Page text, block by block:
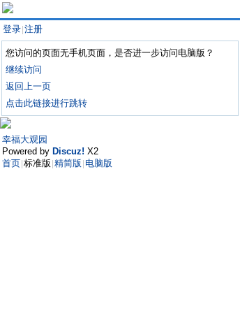
登录 注册
您访问的页面无手机页面，是否进一步访问电脑版？
继续访问
返回上一页
点击此链接进行跳转
幸福大观园
Powered by Discuz! X2
首页 标准版 精简版 电脑版